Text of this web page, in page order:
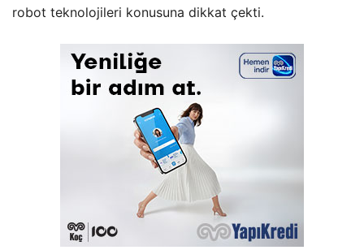
robot teknolojileri konusuna dikkat çekti.